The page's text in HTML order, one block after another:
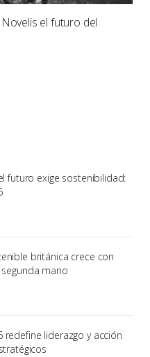
el futuro del
futuro exige sostenibilidad:
británica crece con
mano
redefine liderazgo y acción